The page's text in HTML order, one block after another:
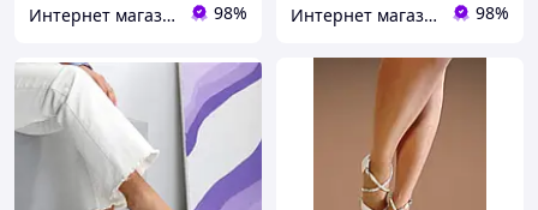
Интернет магазин "Ножки в одежке" 98% Интернет магазин "Ножки в одежке" 98%